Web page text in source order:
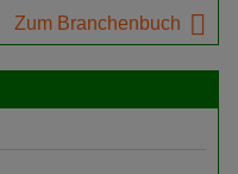
Zum Branchenbuch